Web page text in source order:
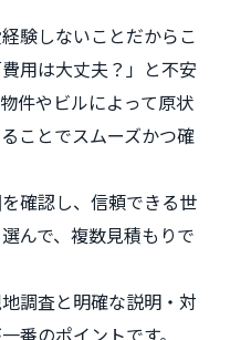
験しないことだからこ
用は大丈夫？」と不安
件やビルによって原状
ことでスムーズかつ確
確認し、信頼できる世
んで、複数見積もりで
調査と明確な説明・対
番のポイントです。